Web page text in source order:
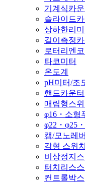
기계식카운
슬라이드
상하한리미
길이측정
로터리엔코
타코미터
온도계
pH미터/조
핸드카운터
매립형스위
φ16・소형
φ22・φ25
캠/모노레
각형 스위치
비상정지스
터치리스스
컨트롤박스